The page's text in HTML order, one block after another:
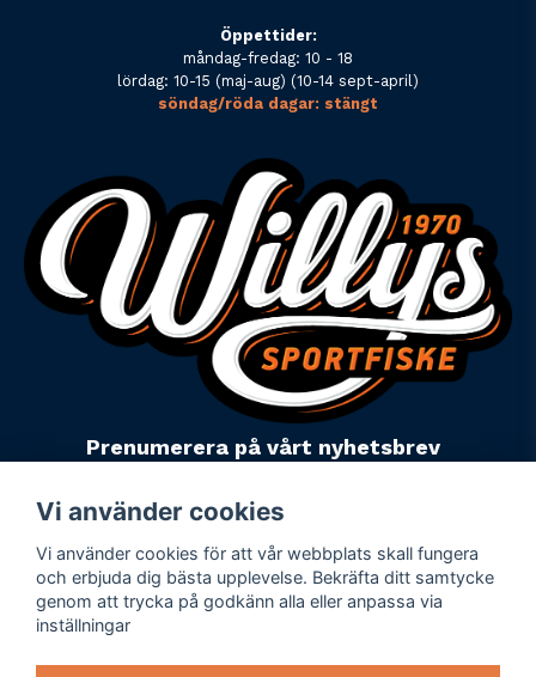
Öppettider:
måndag-fredag: 10 - 18
lördag: 10-15 (maj-aug) (10-14 sept-april)
söndag/röda dagar: stängt
Prenumerera på vårt nyhetsbrev
Powered by Nyehandel AB
Företagsuppgifter
Vi använder cookies
Vi använder cookies för att vår webbplats skall fungera
och erbjuda dig bästa upplevelse. Bekräfta ditt samtycke
genom att trycka på godkänn alla eller anpassa via
inställningar